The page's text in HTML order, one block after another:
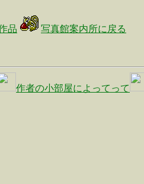
品 写真館案内所に戻る
作者の小部屋によってって